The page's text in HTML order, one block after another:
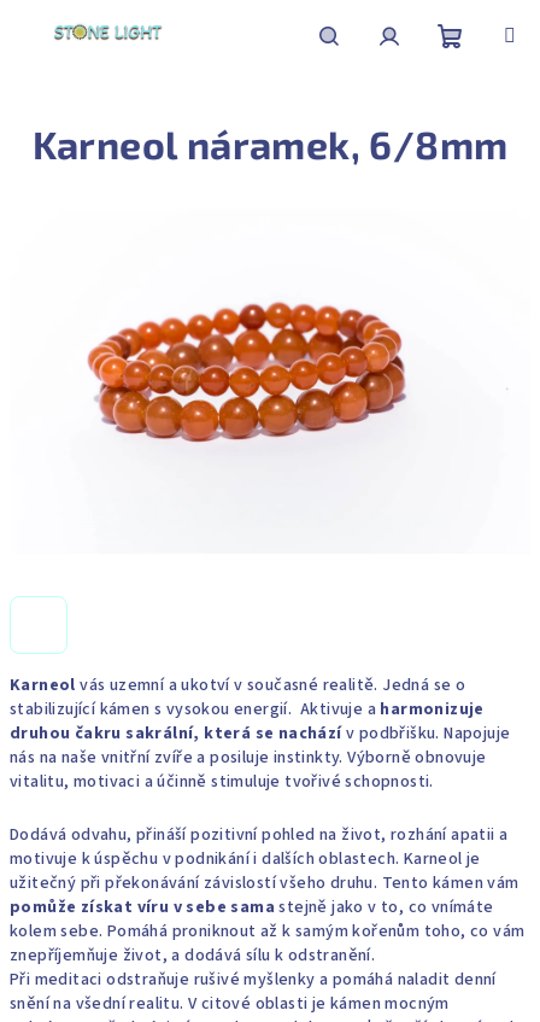
košík
Karneol vás uzemní a ukotví v současné realitě. Jedná se o
stabilizující kámen s vysokou energií. Aktivuje a harmonizuje
druhou čakru sakrální, která se nacházív podbřišku. Napojuje
nás na naše vnitřní zvíře a posiluje instinkty. Výborně obnovuje
vitalitu, motivaci a účinně stimuluje tvořivé schopnosti.
Dodává odvahu, přináší pozitivní pohled na život, rozhání apatii a
motivuje k úspěchu v podnikání i dalších oblastech. Karneol je
užitečný při překonávání závislostí všeho druhu. Tento kámen vám
pomůže získat víru v sebe sama stejně jako v to, co vnímáte
kolem sebe. Pomáhá proniknout až k samým kořenům toho, co vám
znepříjemňuje život, a dodává sílu k odstranění.
Při meditaci odstraňuje rušivé myšlenky a pomáhá naladit denní
snění na všední realitu. V citové oblasti je kámen mocným
Karneol náramek, 6/8mm